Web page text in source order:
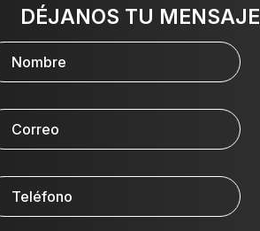
DÉJANOS TU MENSAJE